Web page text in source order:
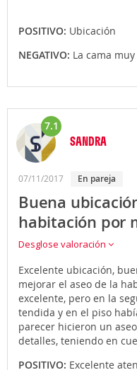
POSITIVO: Ubicación
NEGATIVO: La cama
7.1
SANDRA
07/11/2017 en pareja
Buena
habitación por
Desglose valoración
Excelente ubicación,
mejorar el aseo de la
excelente, pero en la
tendida y en el piso
parecer hicieron un
detalles, teniendo en
POSITIVO: Excelente